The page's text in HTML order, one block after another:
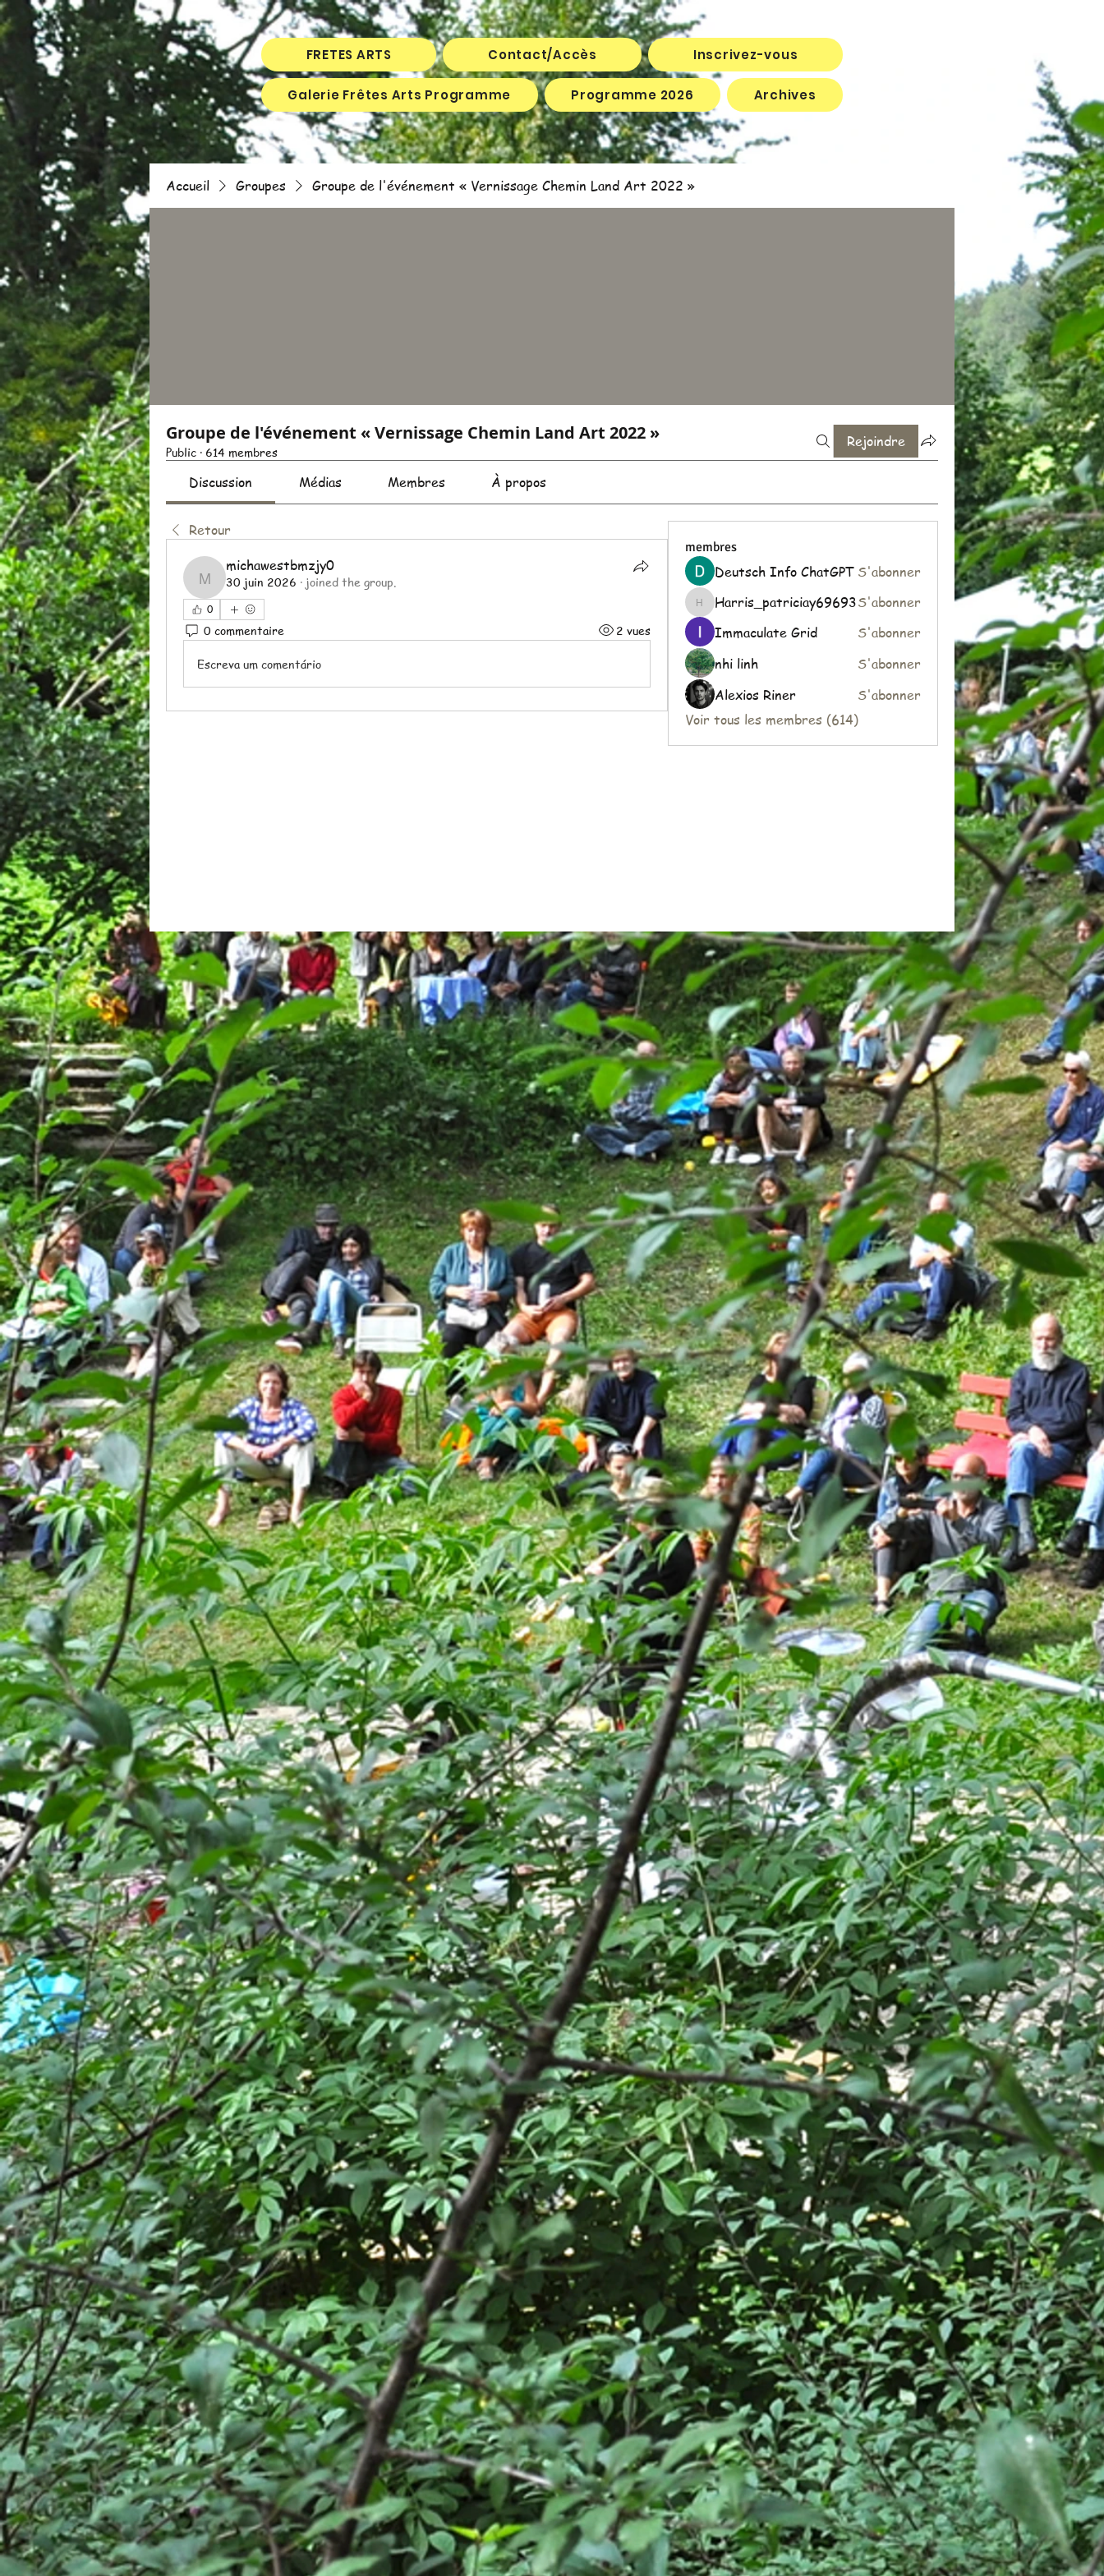
FRETES ARTS Contact/Accès Inscrivez-vous
Galerie Frêtes Arts Programme Programme 2026 Archives
Accueil Groupes Groupe de l'événement « Vernissage Chemin Land Art 2022 »
Groupe de l'événement « Vernissage Chemin Land Art 2022 »
Public · 614 membres
Rejoindre
Discussion Médias Membres À propos
Retour
michawestbmzjy0
michawestbmzjy0
30 juin 2026 · joined the group.
0
0 commentaire 2 vues
Escreva um comentário
membres
Deutsch Info ChatGPT S'abonner
Harris_patriciay69693
Harris_patriciay69693S'abonner
Immaculate Grid
S'abonner
nhi linh
S'abonner
Alexios Riner
S'abonner
Voir tous les membres (614)